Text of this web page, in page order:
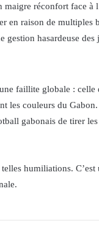
maigre réconfort face
en raison de multiples
hasardeuse des
faillite globale : celle
les couleurs du
gabonais de tirer
humiliations.